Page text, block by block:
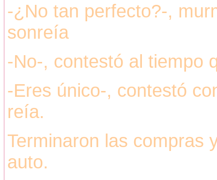
-¿No tan perfecto?-,
sonreía
-No-, contestó al tiempo
-Eres único-, contestó
reía.
Terminaron las compras
auto.